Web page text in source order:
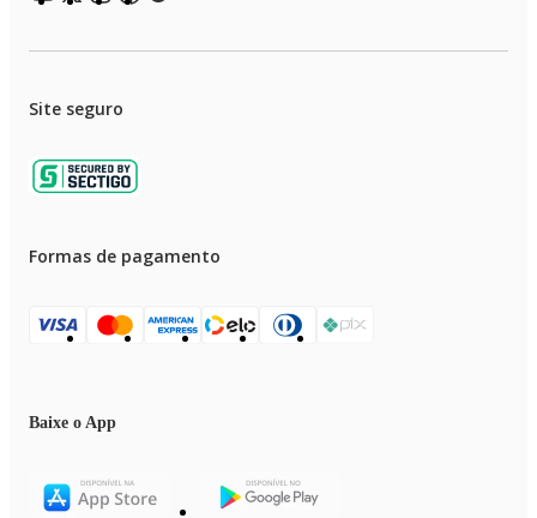
Site seguro
Formas de pagamento
Baixe o App